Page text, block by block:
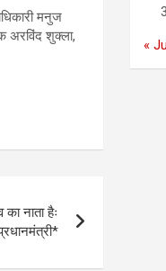
मनुज
अरविंद शुक्ला,
नाता हैः
«